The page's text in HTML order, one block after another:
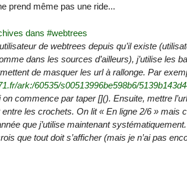
prend même pas une ride...
dans #webtrees
de webtrees depuis qu’il existe
dans les sources d’ailleurs), j’utilise les
de masquer les url à rallonge. Par
ark:/60535/s00513996be598b6/
commence par taper [](). Ensuite, mettre
les crochets. On lit « En ligne 2/6 » mais
que j’utilise maintenant
que tout doit s’afficher (mais je n’ai pas